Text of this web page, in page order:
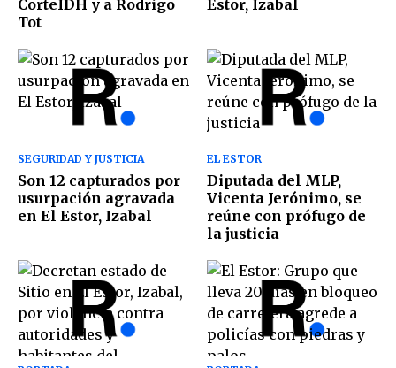
CorteIDH y a Rodrigo
Tot
Estor, Izabal
SEGURIDAD Y JUSTICIA
Son 12 capturados por
usurpación agravada
en El Estor, Izabal
EL ESTOR
Diputada del MLP,
Vicenta Jerónimo, se
reúne con prófugo de
la justicia